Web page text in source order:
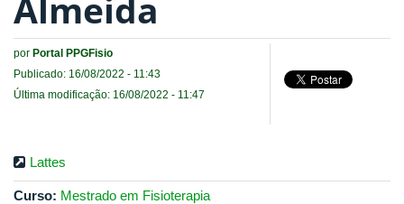
por Portal PPGFisio
Publicado: 16/08/2022 - 11:43
Última modificação: 16/08/2022 - 11:47
Lattes
Curso: Mestrado em Fisioterapia